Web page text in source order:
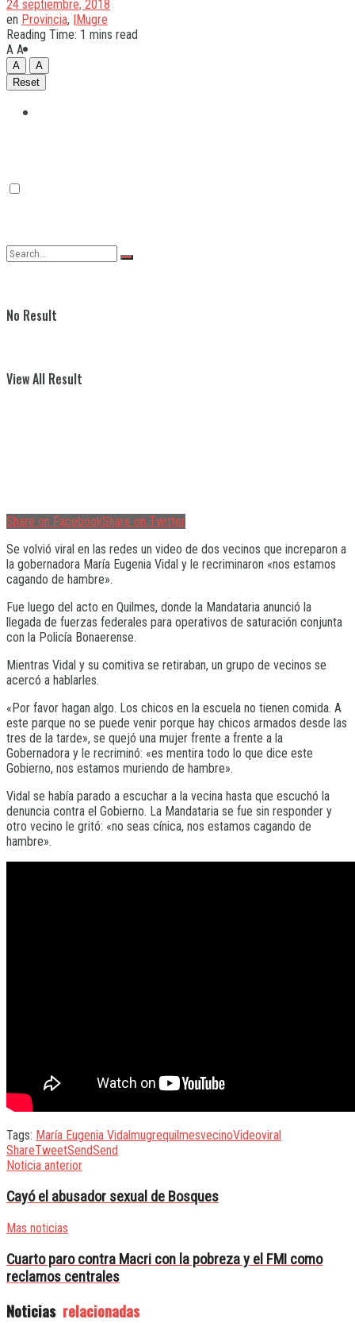
No Result
View All Result
24 septiembre, 2018
en Provincia, |Mugre
Reading Time: 1 mins read
A A
A
A
Reset
Share on FacebookShare on Twitter
Se volvió viral en las redes un video de dos vecinos que increparon a
la gobernadora María Eugenia Vidal y le recriminaron «nos estamos
cagando de hambre».
Fue luego del acto en Quilmes, donde la Mandataria anunció la
llegada de fuerzas federales para operativos de saturación conjunta
con la Policía Bonaerense.
Mientras Vidal y su comitiva se retiraban, un grupo de vecinos se
acercó a hablarles.
«Por favor hagan algo. Los chicos en la escuela no tienen comida. A
este parque no se puede venir porque hay chicos armados desde las
tres de la tarde», se quejó una mujer frente a frente a la
Gobernadora y le recriminó: «es mentira todo lo que dice este
Gobierno, nos estamos muriendo de hambre».
Vidal se había parado a escuchar a la vecina hasta que escuchó la
denuncia contra el Gobierno. La Mandataria se fue sin responder y
otro vecino le gritó: «no seas cínica, nos estamos cagando de
hambre».
Tags: María Eugenia VidalmugrequilmesvecinoVideoviral
ShareTweetSendSend
Noticia anterior
Cayó el abusador sexual de Bosques
Mas noticias
Cuarto paro contra Macri con la pobreza y el FMI como
reclamos centrales
Noticias relacionadas